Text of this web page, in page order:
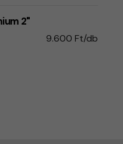
2"
9.600 Ft/db